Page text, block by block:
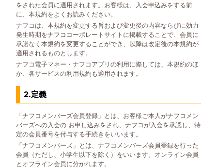
をされた会員に適用されます。お客様は、入会申込みをする前
に、本規約をよくお読みください。
ナフコは、本規約を変更する旨および変更後の内容ならびに効力
発生時期をナフココーポレートサイトに掲載することで、会員に
承諾なく本規約を変更することができ、以降は改定後の本規約が
適用されるものとします。
ナフコ電子マネー・ナフコアプリの利用に際しては、本規約のほ
か、各サービスの利用規約も適用されます。
2.定義
「ナフコメンバーズ会員登録」とは、お客様ご本人がナフコメン
バーズへの入会の お申し込みをされ、ナフコが入会を承認し、特
定の会員番号を付与する手続きをいいます。
「ナフコメンバーズ」とは、ナフコメンバーズ会員登録を行った
会員（ただし、小学生以下を除く）をいいます。オンライン会員
とオフライン会員に分かれます。